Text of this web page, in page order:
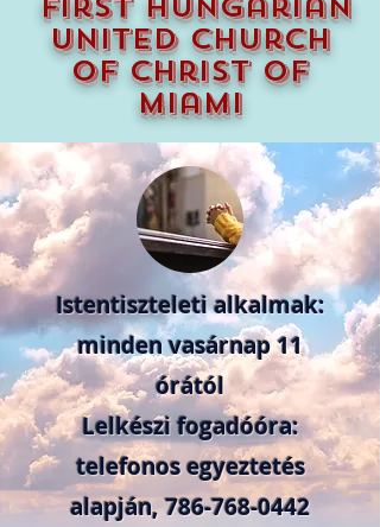
united church
of christ of
miami
Istentiszteleti alkalmak:
minden vasárnap 11
órától
Lelkészi fogadóóra:
telefonos egyeztetés
alapján,786-768-0442